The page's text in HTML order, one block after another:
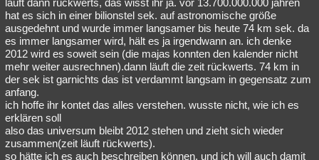
läuft dann rückwerts, das wisst ihr ja. vor 13.700.000.000 jahren
hat es sich in einer bilionstel sek. auf astronomische größe
ausgedehnt und wurde immer langsamer bis heute 74 km sek. da
es immer langsamer wird, hält es ja irgendwann an. ich denke
2012 wird es soweit sein (die majas konnten den kalender nicht
mehr weiter ausrechnen).dann läuft die zeit rückwerts. 74 km in
der sek ist garnichts das ist verdammt langsam in gegensatz zum
anfang.
ich hoffe ihr kontet das alles verstehen. wusste nicht, wie ich es
erklären soll
also das universum bleibt 2012 stehen und zieht sich wieder
zusammen(zeit läuft rückwerts).
so hätte ich es auch beschreiben können. und ich will auch damit